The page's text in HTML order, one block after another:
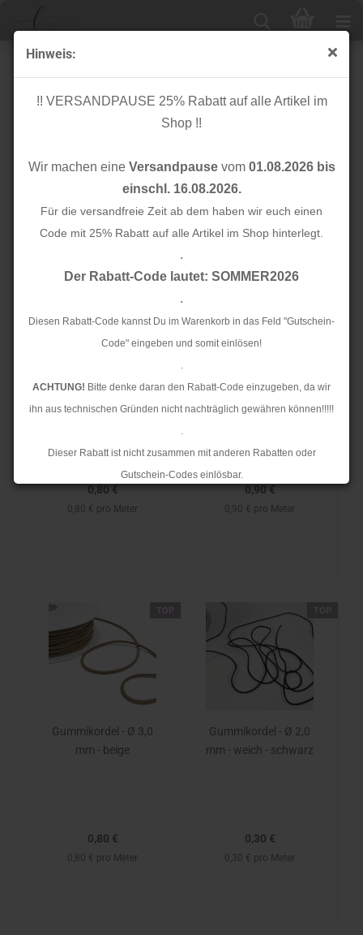
Hinweis:
!! VERSANDPAUSE 25% Rabatt auf alle Artikel im
Shop !!
Wir machen eine Versandpausevom 01.08.2026 bis
einschl. 16.08.2026.
Für die versandfreie Zeit ab dem haben wir euch einen
Code mit 25% Rabatt auf alle Artikel im Shop hinterlegt.
.
Der Rabatt-Code lautet: SOMMER2026
.
Diesen Rabatt-Code kannst Du im Warenkorb in das Feld "Gutschein-
Code" eingeben und somit einlösen!
.
ACHTUNG! Bitte denke daran den Rabatt-Code einzugeben, da wir
ihn aus technischen Gründen nicht nachträglich gewähren können!!!!!
.
Dieser Rabatt ist nicht zusammen mit anderen Rabatten oder
Gutschein-Codes einlösbar.
- Gummikordeln
24 pro Seite
2 »
Gummikordel - Ø 3,0
0,80 €
0,80 € pro Meter
Gummikordel - Ø 5,0
0,90 €
0,90 € pro Meter
Gummikordel - Ø 3,0
mm - beige
0,80 €
0,80 € pro Meter
Gummikordel - Ø 2,0
mm - weich - schwarz
0,30 €
0,30 € pro Meter